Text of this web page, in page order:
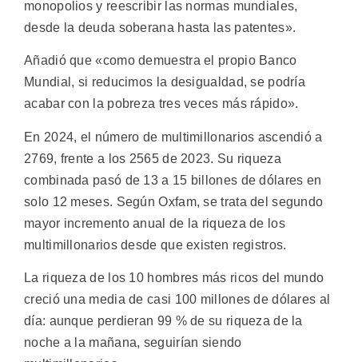
monopolios y reescribir las normas mundiales,
desde la deuda soberana hasta las patentes».
Añadió que «como demuestra el propio Banco
Mundial, si reducimos la desigualdad, se podría
acabar con la pobreza tres veces más rápido».
En 2024, el número de multimillonarios ascendió a
2769, frente a los 2565 de 2023. Su riqueza
combinada pasó de 13 a 15 billones de dólares en
solo 12 meses. Según Oxfam, se trata del segundo
mayor incremento anual de la riqueza de los
multimillonarios desde que existen registros.
La riqueza de los 10 hombres más ricos del mundo
creció una media de casi 100 millones de dólares al
día: aunque perdieran 99 % de su riqueza de la
noche a la mañana, seguirían siendo